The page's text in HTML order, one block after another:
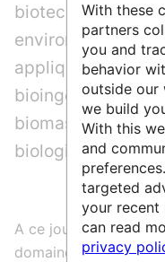
biotechnologie
appliquées aux
bioingénierie et
biomasse et
biologiques
A ce jour 134 entités
domaine LS9
With these
partners
you and
behavior
outside our
we build
With this
and
targeted
your recent
can read
privacy